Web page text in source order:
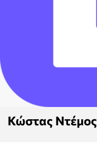
Κώστας Ντέμος